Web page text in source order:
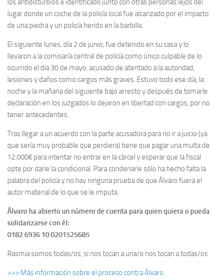
los antidisturbios e identificado junto con otras personas lejos del
lugar donde un coche de la policía local fue alcanzado por el impacto
de una piedra y un policía herido en la barbilla.
El siguiente lunes, día 2 de junio, fue detenido en su casa y lo
llevaron a la comisaría central de policía como único culpable de lo
ocurrido el día 30 de mayo, acusado de atentado a la autoridad,
lesiones y daños como cargos más graves. Estuvo todo ese día, la
noche y la mañana del siguiente bajo arresto y después de tomarle
declaración en los juzgados lo dejaron en libertad con cargos, por no
tener antecedentes.
Tras llegar a un acuerdo con la parte acusadora para no ir a juicio (ya
que sería muy probable que perdiera) tiene que pagar una multa de
12.000€ para intentar no entrar en la cárcel y esperar que la fiscal
opte por darle la condicional. Para condenarle sólo ha hecho falta la
palabra del policía y no hay ninguna prueba de que Álvaro fuera el
autor material de lo que se le imputa.
Álvaro ha abierto un número de cuenta para quien quiera o pueda
solidarizarse con él:
0182 6936 10 0201525685
Rasmia somos todas/os, si nos tocan a una/o nos tocan a todas/os
>>> Más información sobre el proceso contra Álvaro